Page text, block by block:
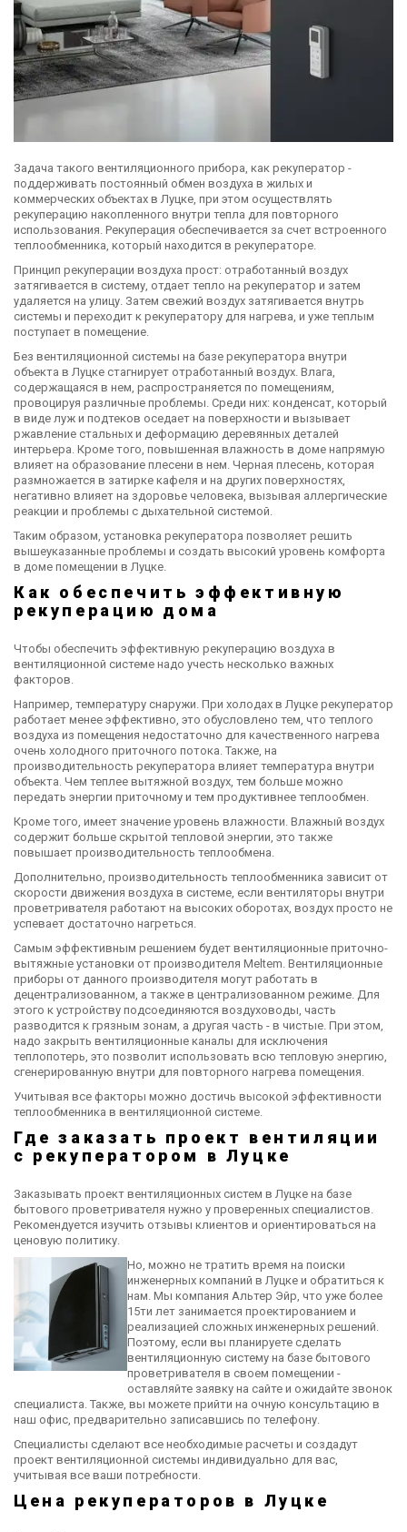
Задача такого вентиляционного прибора, как рекуператор -
поддерживать постоянный обмен воздуха в жилых и
коммерческих объектах в Луцке, при этом осуществлять
рекуперацию накопленного внутри тепла для повторного
использования. Рекуперация обеспечивается за счет встроенного
теплообменника, который находится в рекуператоре.
Принцип рекуперации воздуха прост: отработанный воздух
затягивается в систему, отдает тепло на рекуператор и затем
удаляется на улицу. Затем свежий воздух затягивается внутрь
системы и переходит к рекуператору для нагрева, и уже теплым
поступает в помещение.
Без вентиляционной системы на базе рекуператора внутри
объекта в Луцке стагнирует отработанный воздух. Влага,
содержащаяся в нем, распространяется по помещениям,
провоцируя различные проблемы. Среди них: конденсат, который
в виде луж и подтеков оседает на поверхности и вызывает
ржавление стальных и деформацию деревянных деталей
интерьера. Кроме того, повышенная влажность в доме напрямую
влияет на образование плесени в нем. Черная плесень, которая
размножается в затирке кафеля и на других поверхностях,
негативно влияет на здоровье человека, вызывая аллергические
реакции и проблемы с дыхательной системой.
Таким образом, установка рекуператора позволяет решить
вышеуказанные проблемы и создать высокий уровень комфорта
в доме помещении в Луцке.
Как обеспечить эффективную
рекуперацию дома
Чтобы обеспечить эффективную рекуперацию воздуха в
вентиляционной системе надо учесть несколько важных
факторов.
Например, температуру снаружи. При холодах в Луцке рекуператор
работает менее эффективно, это обусловлено тем, что теплого
воздуха из помещения недостаточно для качественного нагрева
очень холодного приточного потока. Также, на
производительность рекуператора влияет температура внутри
объекта. Чем теплее вытяжной воздух, тем больше можно
передать энергии приточному и тем продуктивнее теплообмен.
Кроме того, имеет значение уровень влажности. Влажный воздух
содержит больше скрытой тепловой энергии, это также
повышает производительность теплообмена.
Дополнительно, производительность теплообменника зависит от
скорости движения воздуха в системе, если вентиляторы внутри
проветривателя работают на высоких оборотах, воздух просто не
успевает достаточно нагреться.
Самым эффективным решением будет вентиляционные приточно-
вытяжные установки от производителя Meltem. Вентиляционные
приборы от данного производителя могут работать в
децентрализованном, а также в централизованном режиме. Для
этого к устройству подсоединяются воздуховоды, часть
разводится к грязным зонам, а другая часть - в чистые. При этом,
надо закрыть вентиляционные каналы для исключения
теплопотерь, это позволит использовать всю тепловую энергию,
сгенерированную внутри для повторного нагрева помещения.
Учитывая все факторы можно достичь высокой эффективности
теплообменника в вентиляционной системе.
Где заказать проект вентиляции
с рекуператором в Луцке
Заказывать проект вентиляционных систем в Луцке на базе
бытового проветривателя нужно у проверенных специалистов.
Рекомендуется изучить отзывы клиентов и ориентироваться на
ценовую политику.
Но, можно не тратить время на поиски
инженерных компаний в Луцке и обратиться к
нам. Мы компания Альтер Эйр, что уже более
15ти лет занимается проектированием и
реализацией сложных инженерных решений.
Поэтому, если вы планируете сделать
вентиляционную систему на базе бытового
проветривателя в своем помещении -
оставляйте заявку на сайте и ожидайте звонок
специалиста. Также, вы можете прийти на очную консультацию в
наш офис, предварительно записавшись по телефону.
Специалисты сделают все необходимые расчеты и создадут
проект вентиляционной системы индивидуально для вас,
учитывая все ваши потребности.
Цена рекуператоров в Луцке